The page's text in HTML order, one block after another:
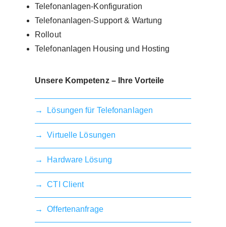
Telefonanlagen-Konfiguration
Telefonanlagen-Support & Wartung
Rollout
Telefonanlagen Housing und Hosting
Unsere Kompetenz – Ihre Vorteile
→ Lösungen für Telefonanlagen
→ Virtuelle Lösungen
→ Hardware Lösung
→ CTI Client
→ Offertenanfrage